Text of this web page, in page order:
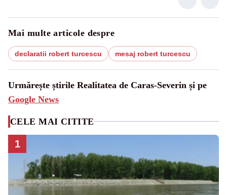
Mai multe articole despre
declaratii robert turcescu mesaj robert turcescu
Urmărește știrile Realitatea de Caras-Severin și pe
Google News
CELE MAI CITITE
1